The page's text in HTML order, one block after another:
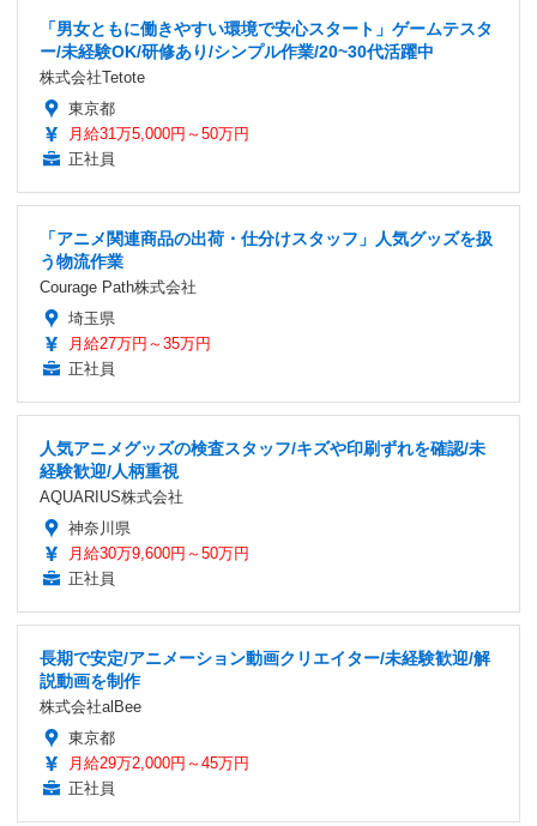
「男女ともに働きやすい環境で安心スタート」ゲームテスタ
ー/未経験OK/研修あり/シンプル作業/20~30代活躍中
株式会社Tetote
東京都
月給31万5,000円～50万円
正社員
「アニメ関連商品の出荷・仕分けスタッフ」人気グッズを扱
う物流作業
Courage Path株式会社
埼玉県
月給27万円～35万円
正社員
人気アニメグッズの検査スタッフ/キズや印刷ずれを確認/未
経験歓迎/人柄重視
AQUARIUS株式会社
神奈川県
月給30万9,600円～50万円
正社員
長期で安定/アニメーション動画クリエイター/未経験歓迎/解
説動画を制作
株式会社alBee
東京都
月給29万2,000円～45万円
正社員